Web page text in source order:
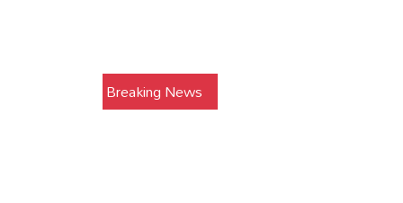
Breaking News